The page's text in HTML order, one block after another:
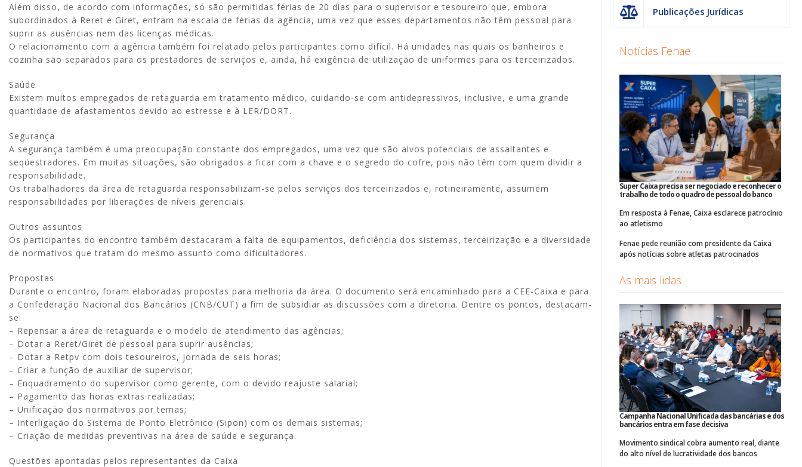
Além disso, de acordo com informações, só são permitidas férias de 20 dias para o supervisor e tesoureiro que, embora
subordinados à Reret e Giret, entram na escala de férias da agência, uma vez que esses departamentos não têm pessoal para
suprir as ausências nem das licenças médicas.
O relacionamento com a agência também foi relatado pelos participantes como difícil. Há unidades nas quais os banheiros e
cozinha são separados para os prestadores de serviços e, ainda, há exigência de utilização de uniformes para os terceirizados.
Saúde
Existem muitos empregados de retaguarda em tratamento médico, cuidando-se com antidepressivos, inclusive, e uma grande
quantidade de afastamentos devido ao estresse e à LER/DORT.
Segurança
A segurança também é uma preocupação constante dos empregados, uma vez que são alvos potenciais de assaltantes e
seqüestradores. Em muitas situações, são obrigados a ficar com a chave e o segredo do cofre, pois não têm com quem dividir a
responsabilidade.
Os trabalhadores da área de retaguarda responsabilizam-se pelos serviços dos terceirizados e, rotineiramente, assumem
responsabilidades por liberações de níveis gerenciais.
Outros assuntos
Os participantes do encontro também destacaram a falta de equipamentos, deficiência dos sistemas, terceirização e a diversidade
de normativos que tratam do mesmo assunto como dificultadores.
Propostas
Durante o encontro, foram elaboradas propostas para melhoria da área. O documento será encaminhado para a CEE-Caixa e para
a Confederação Nacional dos Bancários (CNB/CUT) a fim de subsidiar as discussões com a diretoria. Dentre os pontos, destacam-
se:
– Repensar a área de retaguarda e o modelo de atendimento das agências;
– Dotar a Reret/Giret de pessoal para suprir ausências;
– Dotar a Retpv com dois tesoureiros, jornada de seis horas;
– Criar a função de auxiliar de supervisor;
– Enquadramento do supervisor como gerente, com o devido reajuste salarial;
– Pagamento das horas extras realizadas;
– Unificação dos normativos por temas;
– Interligação do Sistema de Ponto Eletrônico (Sipon) com os demais sistemas;
– Criação de medidas preventivas na área de saúde e segurança.
Questões apontadas pelos representantes da Caixa
Publicações Jurídicas
Notícias Fenae
Super Caixa precisa ser negociado e reconhecer o
trabalho de todo o quadro de pessoal do banco
Em resposta à Fenae, Caixa esclarece patrocínio
ao atletismo
Fenae pede reunião com presidente da Caixa
após notícias sobre atletas patrocinados
As mais lidas
Campanha Nacional Unificada das bancárias e dos
bancários entra em fase decisiva
Movimento sindical cobra aumento real, diante
do alto nível de lucratividade dos bancos